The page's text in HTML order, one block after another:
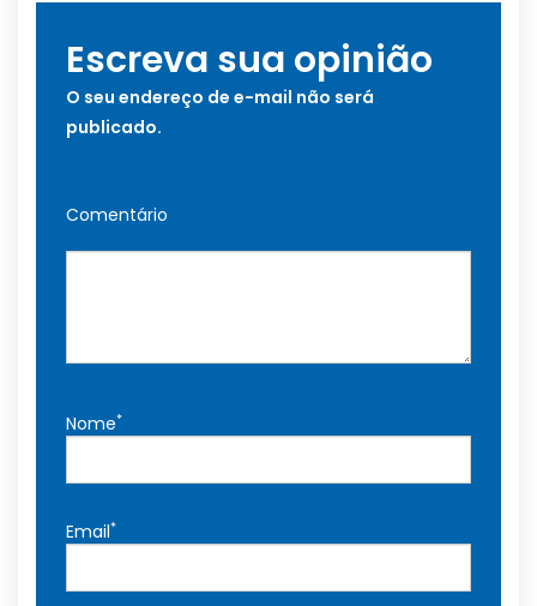
Escreva sua opinião
O seu endereço de e-mail não será
publicado.
Comentário
Nome*
Email*